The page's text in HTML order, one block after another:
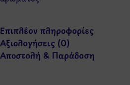
Επιπλέον πληροφορίες
Αξιολογήσεις (0)
Αποστολή & Παράδοση